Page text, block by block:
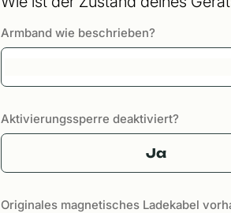
Armband wie beschrieben?
Aktivierungssperre deaktiviert?
Ja
Originales magnetisches Ladekabel